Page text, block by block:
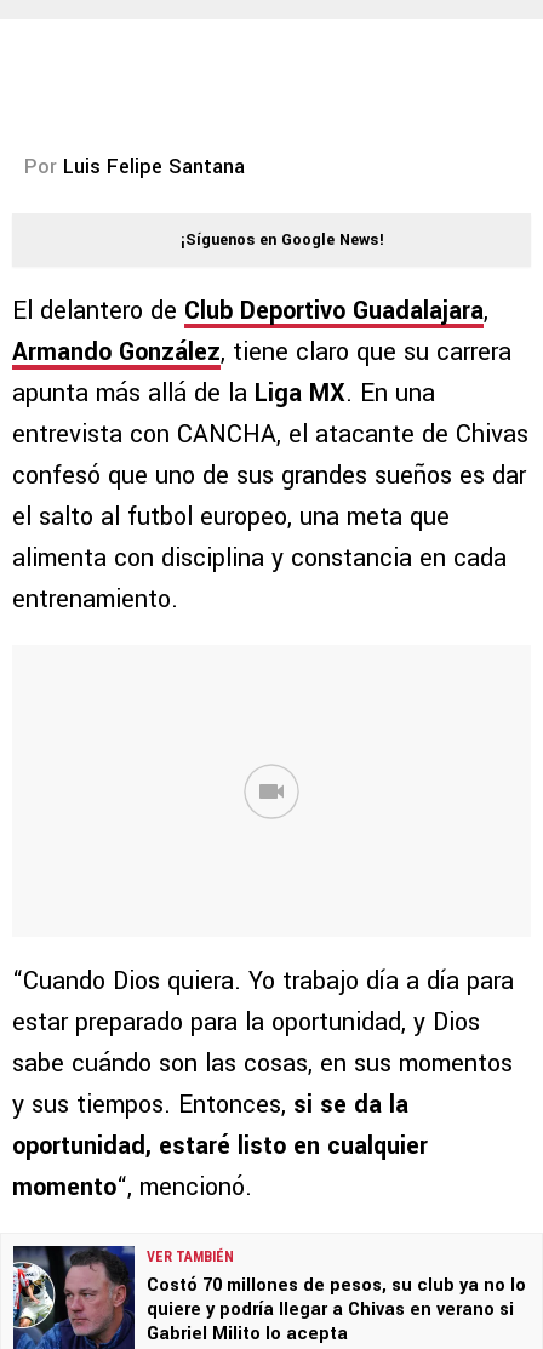
Por Luis Felipe Santana
¡Síguenos en Google News!
El delantero de Club Deportivo Guadalajara,
Armando González, tiene claro que su carrera
apunta más allá de la Liga MX. En una
entrevista con CANCHA, el atacante de Chivas
confesó que uno de sus grandes sueños es dar
el salto al futbol europeo, una meta que
alimenta con disciplina y constancia en cada
entrenamiento.
“Cuando Dios quiera. Yo trabajo día a día para
estar preparado para la oportunidad, y Dios
sabe cuándo son las cosas, en sus momentos
y sus tiempos. Entonces, si se da la
oportunidad, estaré listo en cualquier
momento“, mencionó.
VER TAMBIÉN
Costó 70 millones de pesos, su club ya no lo
quiere y podría llegar a Chivas en verano si
Gabriel Milito lo acepta